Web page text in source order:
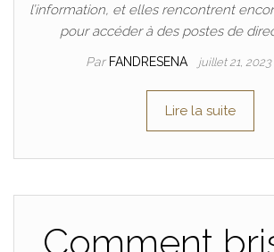
l’information, et elles rencontrent
pour accéder à des postes de
Par FANDRESENA juillet 21, 2023
Lire la suite
Comment